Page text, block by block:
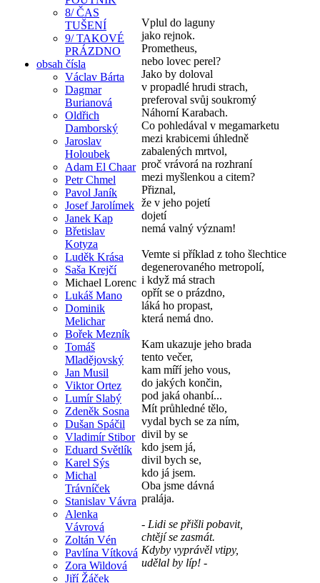
8/ ČAS
TUŠENÍ
9/ TAKOVÉ
PRÁZDNO
obsah čísla
Václav Bárta
Dagmar
Burianová
Oldřich
Damborský
Jaroslav
Holoubek
Adam El Chaar
Petr Chmel
Pavol Janík
Josef Jarolímek
Janek Kap
Břetislav
Kotyza
Luděk Krása
Saša Krejčí
Michael Lorenc
Lukáš Mano
Dominik
Melichar
Bořek Mezník
Tomáš
Mladějovský
Jan Musil
Viktor Ortez
Lumír Slabý
Zdeněk Sosna
Dušan Spáčil
Vladimír Stibor
Eduard Světlík
Karel Sýs
Michal
Trávníček
Stanislav Vávra
Alenka
Vávrová
Zoltán Vén
Pavlína Vítková
Zora Wildová
Jiří Žáček
Vplul do laguny
jako rejnok.
Prometheus,
nebo lovec perel?
Jako by doloval
v propadlé hrudi strach,
preferoval svůj soukromý
Náhorní Karabach.
Co pohledával v megamarketu
mezi krabicemi úhledně
zabalených mrtvol,
proč vrávorá na rozhraní
mezi myšlenkou a citem?
Přiznal,
že v jeho pojetí
dojetí
nemá valný význam!
Vemte si příklad z toho šlechtice
degenerovaného metropolí,
i když má strach
opřít se o prázdno,
láká ho propast,
která nemá dno.
Kam ukazuje jeho brada
tento večer,
kam míří jeho vous,
do jakých končin,
pod jaká ohanbí...
Mít průhledné tělo,
vydal bych se za ním,
divil by se
kdo jsem já,
divil bych se,
kdo já jsem.
Oba jsme dávná
pralája.
- Lidi se přišli pobavit,
chtějí se zasmát.
Kdyby vyprávěl vtipy,
udělal by líp! -